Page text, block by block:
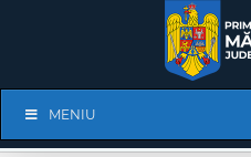
Navigation
MENIU